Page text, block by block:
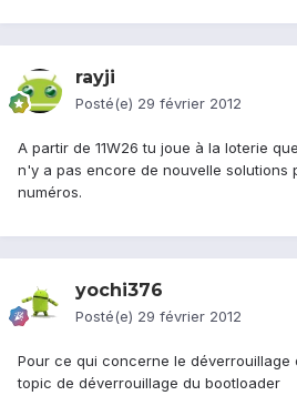
rayji
Posté(e) 29 février 2012
A partir de 11W26 tu joue à la loterie
n'y a pas encore de nouvelle solutions
numéros.
yochi376
Posté(e) 29 février 2012
Pour ce qui concerne le déverrouillage
topic de déverrouillage du bootloader